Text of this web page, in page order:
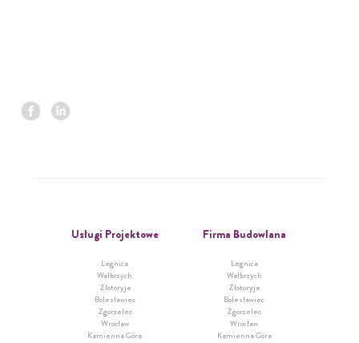
Usługi Projektowe
Legnica
Wałbrzych
Złotoryja
Bolesławiec
Zgorzelec
Wrocław
Kamienna Góra
Firma Budowlana
Legnica
Wałbrzych
Złotoryja
Bolesławiec
Zgorzelec
Wrocław
Kamienna Góra